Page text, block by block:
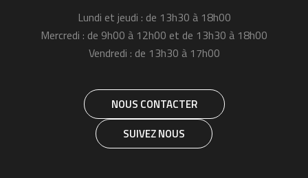
Lundi et jeudi : de 13h30 à 18h00
Mercredi : de 9h00 à 12h00 et de 13h30 à 18h00
Vendredi : de 13h30 à 17h00
NOUS CONTACTER
SUIVEZ NOUS